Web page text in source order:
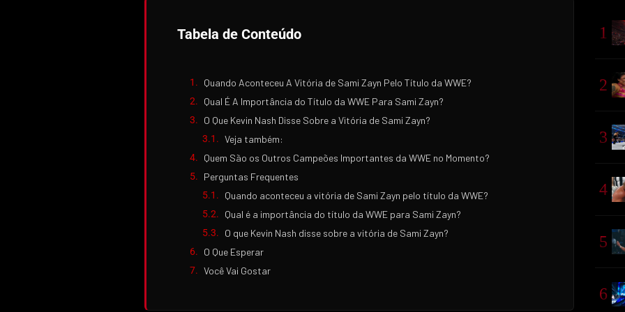
Tabela de Conteúdo
Quando Aconteceu A Vitória de Sami Zayn Pelo Título da WWE?
Qual É A Importância do Título da WWE Para Sami Zayn?
O Que Kevin Nash Disse Sobre a Vitória de Sami Zayn?
Veja também:
Quem São os Outros Campeões Importantes da WWE no Momento?
Perguntas Frequentes
Quando aconteceu a vitória de Sami Zayn pelo título da WWE?
Qual é a importância do título da WWE para Sami Zayn?
O que Kevin Nash disse sobre a vitória de Sami Zayn?
O Que Esperar
Você Vai Gostar
1
2
3
4
5
6